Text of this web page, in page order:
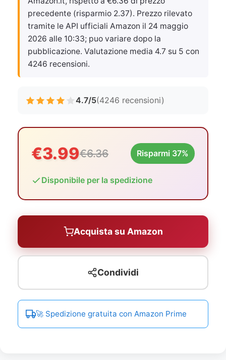
precedente (risparmio 2.37). Prezzo rilevato
tramite le API ufficiali Amazon il 24 maggio
2026 alle 10:33; puo variare dopo la
pubblicazione. Valutazione media 4.7 su 5 con
4246 recensioni.
4.7/5(4246 recensioni)
€3.99€6.36 Risparmi 37%
Disponibile per la spedizione
Acquista su Amazon
Condividi
🚀 Spedizione gratuita con Amazon Prime